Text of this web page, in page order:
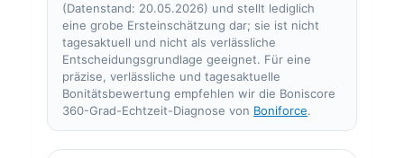
(Datenstand: 20.05.2026) und stellt lediglich
eine grobe Ersteinschätzung dar; sie ist nicht
tagesaktuell und nicht als verlässliche
Entscheidungsgrundlage geeignet. Für eine
präzise, verlässliche und tagesaktuelle
Bonitätsbewertung empfehlen wir die Boniscore
360-Grad-Echtzeit-Diagnose von Boniforce.